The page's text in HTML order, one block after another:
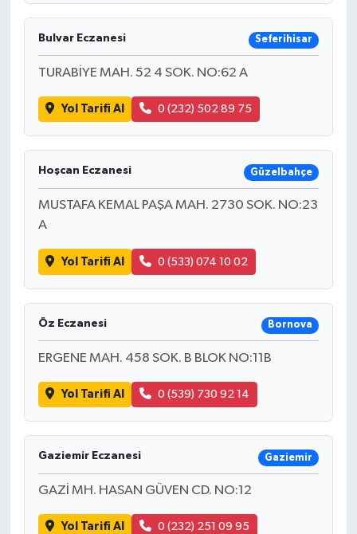
Bulvar Eczanesi Seferihisar
TURABİYE MAH. 52 4 SOK. NO:62 A
Yol Tarifi Al 0 (232) 502 89 75
Hoşcan Eczanesi Güzelbahçe
MUSTAFA KEMAL PAŞA MAH. 2730 SOK. NO:23
A
Yol Tarifi Al 0 (533) 074 10 02
Öz Eczanesi Bornova
ERGENE MAH. 458 SOK. B BLOK NO:11B
Yol Tarifi Al 0 (539) 730 92 14
Gaziemir Eczanesi Gaziemir
GAZİ MH. HASAN GÜVEN CD. NO:12
Yol Tarifi Al 0 (232) 251 09 95